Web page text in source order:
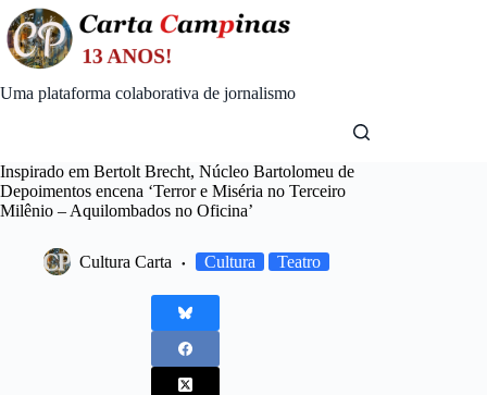
Skip
to
content
Uma plataforma colaborativa de jornalismo
Inspirado em Bertolt Brecht, Núcleo Bartolomeu de
Depoimentos encena ‘Terror e Miséria no Terceiro
Milênio – Aquilombados no Oficina’
Cultura Carta Cultura Teatro